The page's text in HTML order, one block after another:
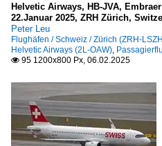
Helvetic Airways, HB-JVA,
22.Januar 2025, ZRH Zürich,
Peter Leu
Flughäfen / Schweiz / Zürich (ZRH-
Helvetic Airways (2L-OAW),
 95 1200x800 Px, 06.02.2025